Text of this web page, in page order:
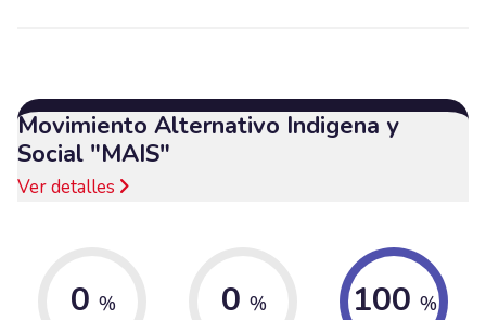
Movimiento Alternativo Indigena y
Social "MAIS"
Ver detalles
0 % 0 % 100 %